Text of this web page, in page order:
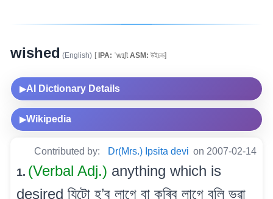
wished (English) [IPA: ˈwɪʃt ASM: উইচড]
▶AI Dictionary Details
▶Wikipedia
Contributed by: Dr(Mrs.) Ipsita devi on 2007-02-14
1. (Verbal Adj.) anything which is
desired যিটো হ’ব লাগে বা কৰিব লাগে বুলি ভৱা